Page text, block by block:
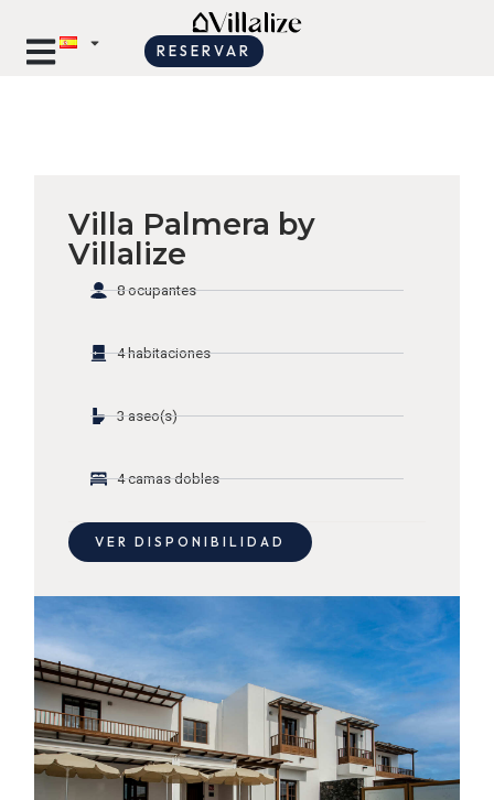
RESERVAR
Villa Palmera by
Villalize
8 ocupantes
4 habitaciones
3 aseo(s)
4 camas dobles
VER DISPONIBILIDAD